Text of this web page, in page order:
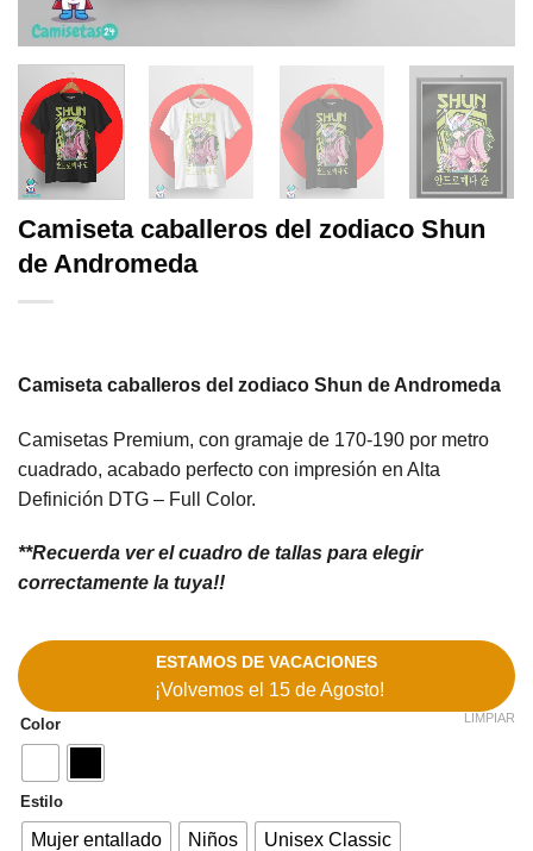
Camiseta caballeros del zodiaco Shun
de Andromeda
Camiseta caballeros del zodiaco Shun de Andromeda
Camisetas Premium, con gramaje de 170-190 por metro
cuadrado, acabado perfecto con impresión en Alta
Definición DTG – Full Color.
**Recuerda ver el cuadro de tallas para elegir
correctamente la tuya!!
ESTAMOS DE VACACIONES
¡Volvemos el 15 de Agosto!
Color
Estilo
Mujer entallado Niños Unisex Classic
LIMPIAR